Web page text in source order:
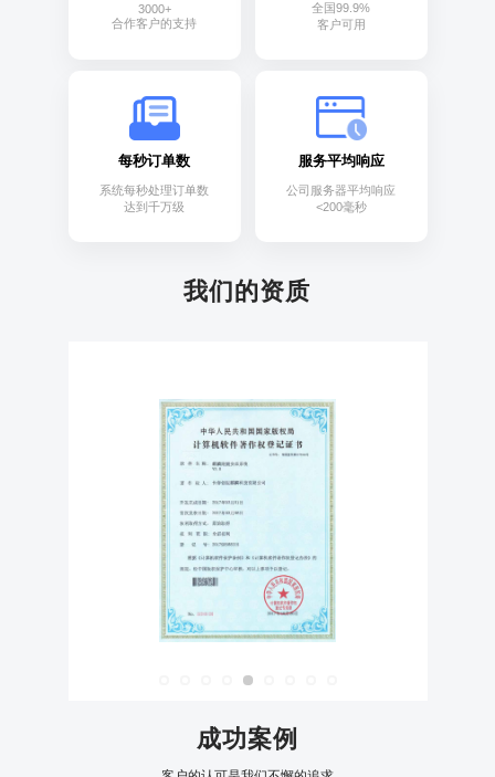
3000+
合作客户的支持
全国99.9%
客户可用
每秒订单数
系统每秒处理订单数
达到千万级
服务平均响应
公司服务器平均响应
<200毫秒
我们的资质
成功案例